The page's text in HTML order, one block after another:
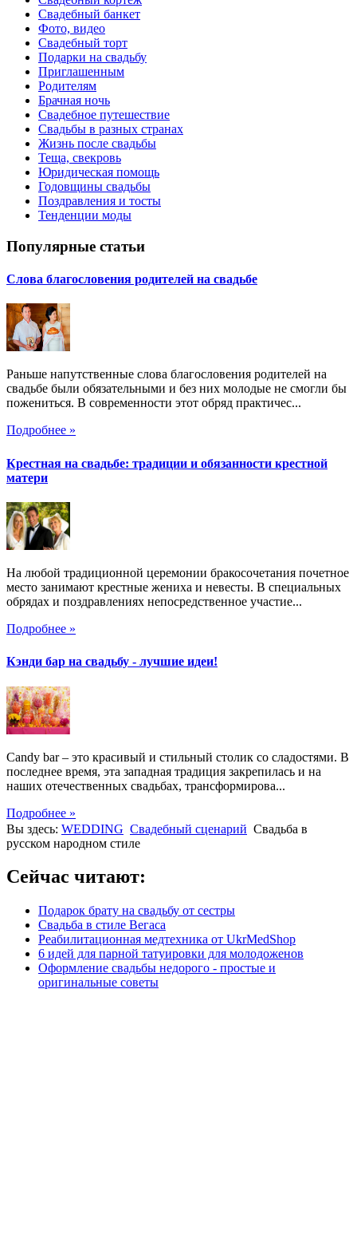
Свадебный банкет
Фото, видео
Свадебный торт
Подарки на свадьбу
Приглашенным
Родителям
Брачная ночь
Свадебное путешествие
Свадьбы в разных странах
Жизнь после свадьбы
Теща, свекровь
Юридическая помощь
Годовщины свадьбы
Поздравления и тосты
Тенденции моды
Популярные статьи
Слова благословения родителей на свадьбе
Раньше напутственные слова благословения родителей на
свадьбе были обязательными и без них молодые не смогли бы
пожениться. В современности этот обряд практичес...
Подробнее »
Крестная на свадьбе: традиции и обязанности крестной
матери
На любой традиционной церемонии бракосочетания почетное
место занимают крестные жениха и невесты. В специальных
обрядах и поздравлениях непосредственное участие...
Подробнее »
Кэнди бар на свадьбу - лучшие идеи!
Candy bar – это красивый и стильный столик со сладостями. В
последнее время, эта западная традиция закрепилась и на
наших отечественных свадьбах, трансформирова...
Подробнее »
Вы здесь: WEDDING Свадебный сценарий Свадьба в
русском народном стиле
Сейчас читают:
Подарок брату на свадьбу от сестры
Свадьба в стиле Вегаса
Реабилитационная медтехника от UkrMedShop
6 идей для парной татуировки для молодоженов
Оформление свадьбы недорого - простые и
оригинальные советы